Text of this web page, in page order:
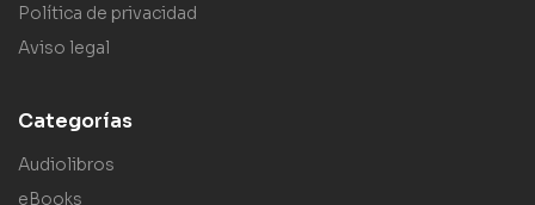
Política de privacidad
Aviso legal
Categorías
Audiolibros
eBooks